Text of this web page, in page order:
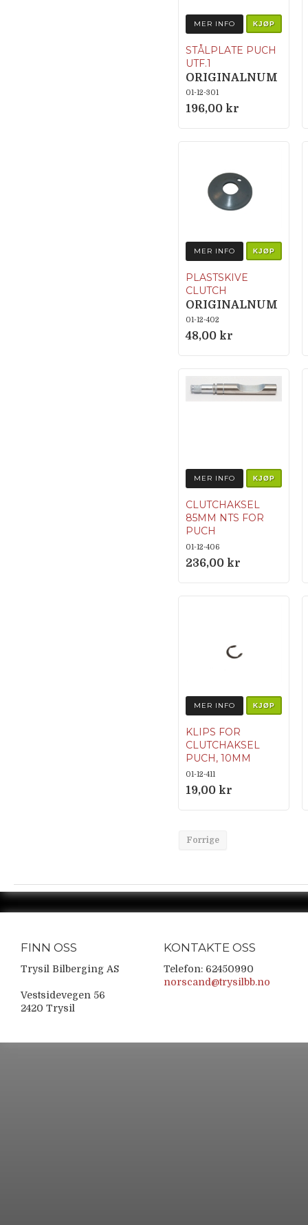
MER INFO KJØP
STÅLPLATE PUCH
UTF.1
ORIGINALNUM
MER 050.1212
01-12-301
196,00 kr
MER INFO KJØP
PLASTSKIVE
CLUTCH
ORIGINALNUM
MER
350.1.12.019.1
01-12-402
48,00 kr
MER INFO KJØP
CLUTCHAKSEL
85MM NTS FOR
PUCH
ORIGINALNUM
MER
01-12-406
236,00 kr
MER INFO KJØP
KLIPS FOR
CLUTCHAKSEL
PUCH, 10MM
ORIGINALNUM
MER 900.4693
01-12-411
19,00 kr
Forrige
FINN OSS
Trysil Bilberging AS
Vestsidevegen 56
2420 Trysil
KONTAKTE OSS
Telefon: 62450990
norscand@trysilbb.no